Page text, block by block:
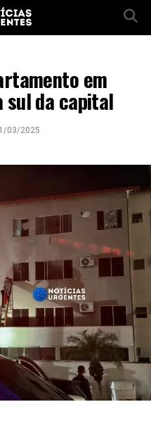
em
sul da capital
03/2025